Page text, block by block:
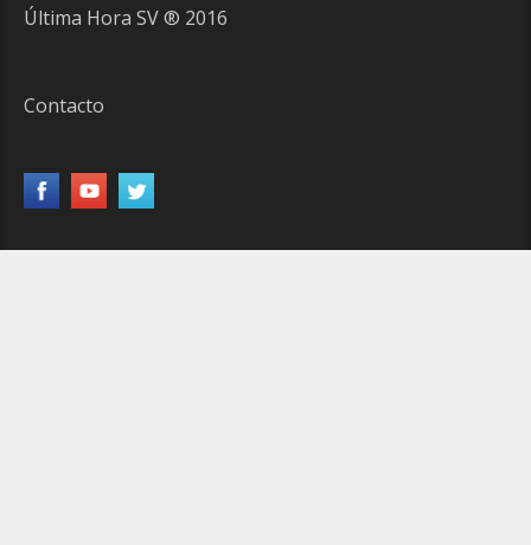
Última Hora SV ® 2016
Contacto